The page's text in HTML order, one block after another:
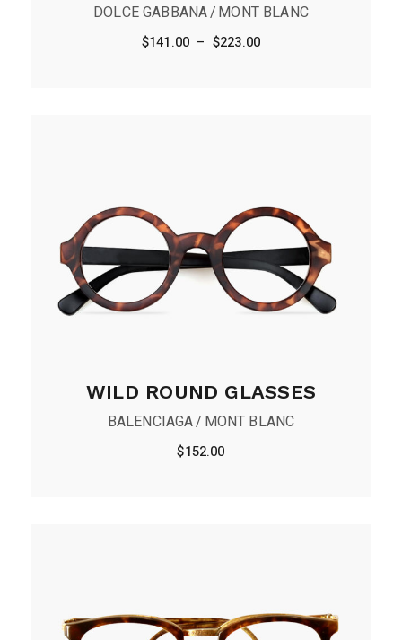
DOLCE GABBANA MONT BLANC
$141.00 – $223.00
WILD ROUND GLASSES
BALENCIAGA MONT BLANC
$152.00